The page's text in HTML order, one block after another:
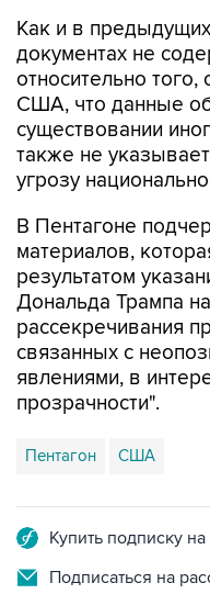
относительно того,
США, что данные
существовании
также не
угрозу
В Пентагоне
результатом
Дональда Трампа
рассекречивания
связанных с
явлениями, в
прозрачности".
Пентагон США
Подписаться на
Получать